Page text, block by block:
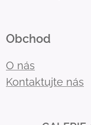
Obchod
O nás
Kontaktujte nás